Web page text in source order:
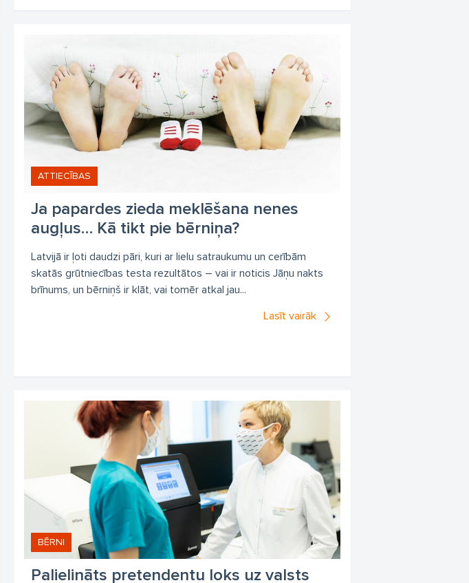
Ja papardes zieda meklēšana nenes
augļus… Kā tikt pie bērniņa?
ATTIECĪBAS
Latvijā ir ļoti daudzi pāri, kuri ar lielu satraukumu un cerībām
skatās grūtniecības testa rezultātos – vai ir noticis Jāņu nakts
brīnums, un bērniņš ir klāt, vai tomēr atkal jau...
Lasīt vairāk
Palielināts pretendentu loks uz valsts
BĒRNI